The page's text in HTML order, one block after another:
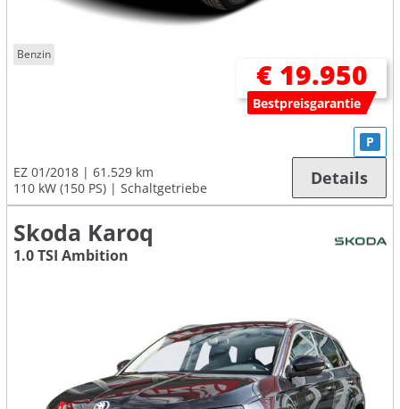
Benzin
€ 19.950
Bestpreisgarantie
EZ 01/2018
61.529 km
110 kW (150 PS)
Schaltgetriebe
P
Details
Skoda Karoq
1.0 TSI Ambition